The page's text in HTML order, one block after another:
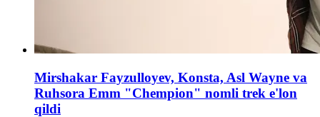
Mirshakar Fayzulloyev, Konsta, Asl Wayne va
Ruhsora Emm "Chempion" nomli trek e'lon
qildi